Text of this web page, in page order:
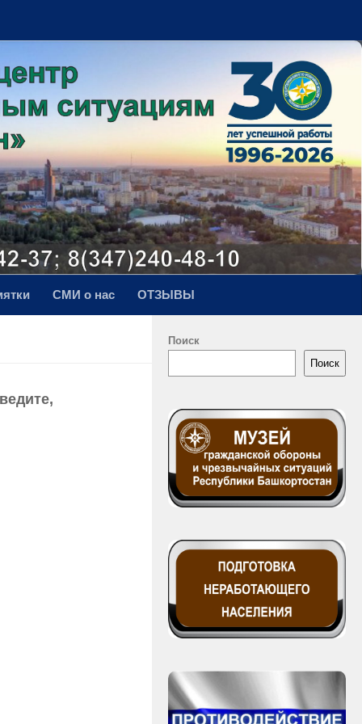
СМИ о нас ОТЗЫВЫ
Поиск
Поиск